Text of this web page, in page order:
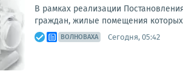
В рамках реализации
граждан, жилые помещения
ВОЛНОВАХА Сегодня, 05:42